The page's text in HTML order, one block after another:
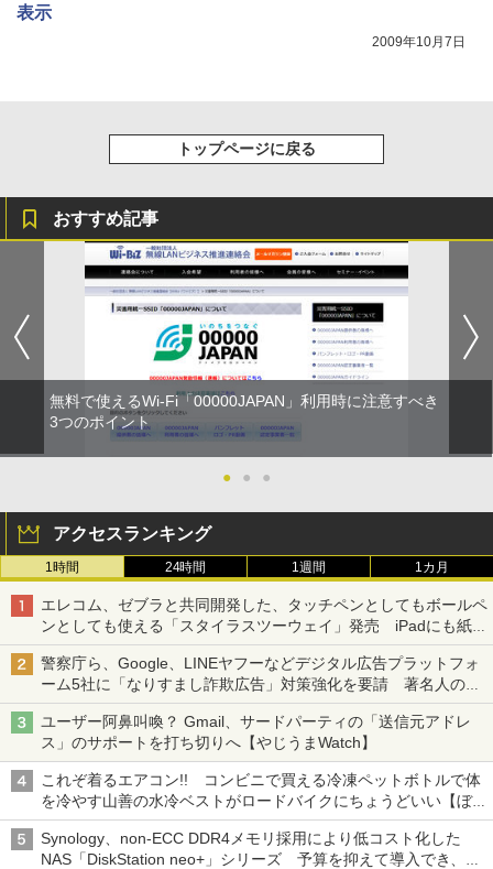
表示
2009年10月7日
トップページに戻る
おすすめ記事
無料で使えるWi-Fi「00000JAPAN」利用時に注意すべき
3つのポイント
● ● ●
アクセスランキング
1時間 24時間 1週間 1カ月
エレコム、ゼブラと共同開発した、タッチペンとしてもボールペ
ンとしても使える「スタイラスツーウェイ」発売 iPadにも紙に
も、持ち替えずに書き込める
警察庁ら、Google、LINEヤフーなどデジタル広告プラットフォ
ーム5社に「なりすまし詐欺広告」対策強化を要請 著名人の写
真や映像を使った投資詐欺などへの対策として
ユーザー阿鼻叫喚？ Gmail、サードパーティの「送信元アドレ
ス」のサポートを打ち切りへ【やじうまWatch】
これぞ着るエアコン!! コンビニで買える冷凍ペットボトルで体
を冷やす山善の水冷ベストがロードバイクにちょうどいい【ぼっ
ち・ざ・ろーど！その14】【空いた時間でなにしてる？】
Synology、non-ECC DDR4メモリ採用により低コスト化した
NAS「DiskStation neo+」シリーズ 予算を抑えて導入でき、